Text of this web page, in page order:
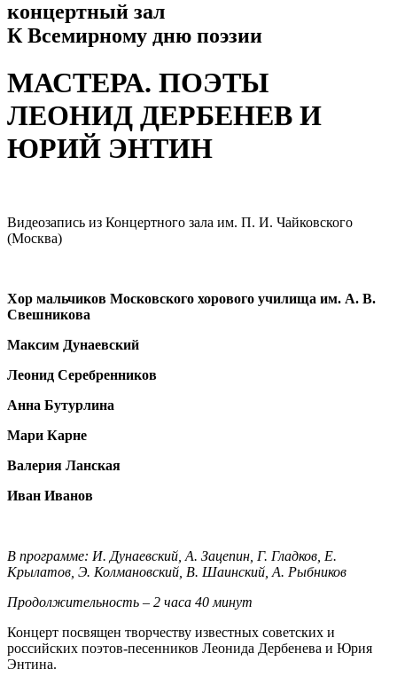
концертный зал
К Всемирному дню поэзии
МАСТЕРА. ПОЭТЫ
ЛЕОНИД ДЕРБЕНЕВ И
ЮРИЙ ЭНТИН
Видеозапись из Концертного зала им. П. И. Чайковского
(Москва)
Хор мальчиков Московского хорового училища им. А. В.
Свешникова
Максим Дунаевский
Леонид Серебренников
Анна Бутурлина
Мари Карне
Валерия Ланская
Иван Иванов
В программе: И. Дунаевский, А. Зацепин, Г. Гладков, Е.
Крылатов, Э. Колмановский, В. Шаинский, А. Рыбников
Продолжительность – 2 часа 40 минут
Концерт посвящен творчеству известных советских и
российских поэтов-песенников Леонида Дербенева и Юрия
Энтина.